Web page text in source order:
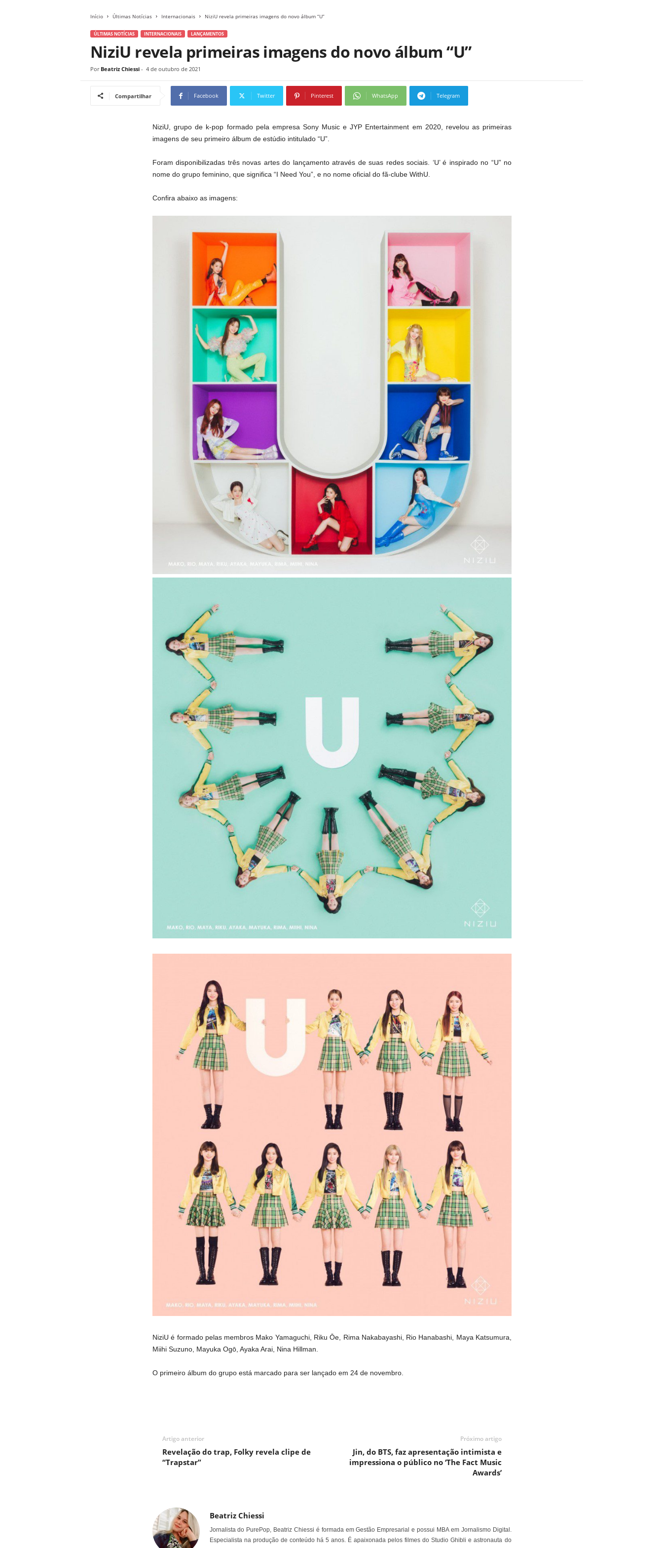
Início Últimas Notícias Internacionais NiziU revela primeiras imagens do novo álbum “U”
ÚLTIMAS NOTÍCIAS INTERNACIONAIS LANÇAMENTOS
NiziU revela primeiras imagens do novo álbum “U”
Por Beatriz Chiessi - 4 de outubro de 2021
Compartilhar Facebook Twitter Pinterest WhatsApp Telegram
NiziU, grupo de k-pop formado pela empresa Sony Music e JYP Entertainment em 2020, revelou as primeiras
imagens de seu primeiro álbum de estúdio intitulado “U”.
Foram disponibilizadas três novas artes do lançamento através de suas redes sociais. ‘U’ é inspirado no “U” no
nome do grupo feminino, que significa “I Need You”, e no nome oficial do fã-clube WithU.
Confira abaixo as imagens:
NiziU é formado pelas membros Mako Yamaguchi, Riku Ōe, Rima Nakabayashi, Rio Hanabashi, Maya Katsumura,
Miihi Suzuno, Mayuka Ogō, Ayaka Arai, Nina Hillman.
O primeiro álbum do grupo está marcado para ser lançado em 24 de novembro.
Artigo anterior
Revelação do trap, Folky revela clipe de
“Trapstar”
Próximo artigo
Jin, do BTS, faz apresentação intimista e
impressiona o público no ‘The Fact Music
Awards’
Beatriz Chiessi
Jornalista do PurePop, Beatriz Chiessi é formada em Gestão Empresarial e possui MBA em Jornalismo Digital.
Especialista na produção de conteúdo há 5 anos. É apaixonada pelos filmes do Studio Ghibli e astronauta do